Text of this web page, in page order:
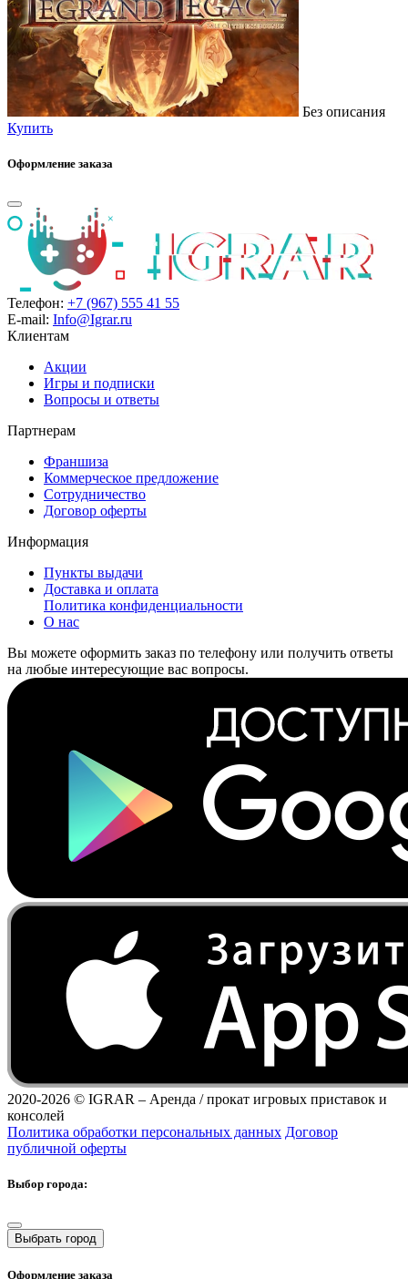
Без описания
Купить
Оформление заказа
Телефон: +7 (967) 555 41 55
E-mail: Info@Igrar.ru
Клиентам
Акции
Игры и подписки
Вопросы и ответы
Партнерам
Франшиза
Коммерческое предложение
Сотрудничество
Договор оферты
Информация
Пункты выдачи
Доставка и оплата
Политика конфиденциальности
О нас
Вы можете оформить заказ по телефону или получить ответы
на любые интересующие вас вопросы.
2020-2026 © IGRAR – Аренда / прокат игровых приставок и
консолей
Политика обработки персональных данных Договор
публичной оферты
Выбор города:
Выбрать город
Оформление заказа